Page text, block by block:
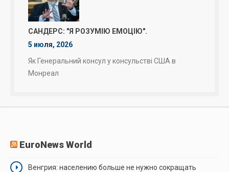
САНДЕРС: "Я РОЗУМІЮ ЕМОЦІЮ".
5 июля, 2026
Як Генеральний консул у консульстві США в
Монреал
EuroNews World
Венгрия: населению больше не нужно сокращать